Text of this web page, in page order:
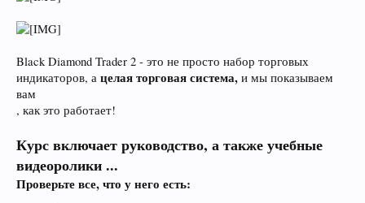
Black Diamond Trader 2 - это не просто набор торговых
индикаторов, а целая торговая система, и мы показываем
вам
, как это работает!
Курс включает руководство, а также учебные
видеоролики ...
Проверьте все, что у него есть: